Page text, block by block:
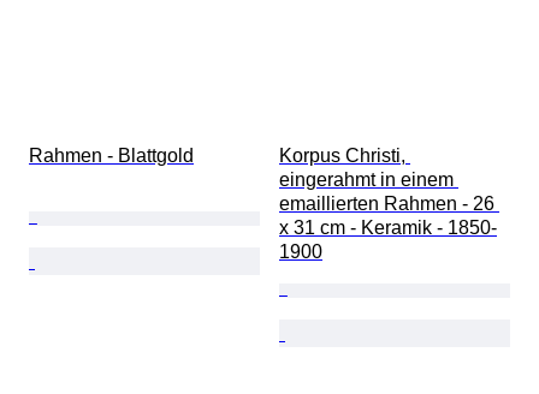
Rahmen - Blattgold
Korpus Christi,
eingerahmt in einem
emaillierten Rahmen - 26
x 31 cm - Keramik - 1850-
1900